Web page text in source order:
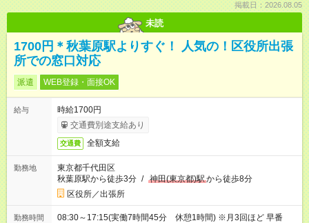
掲載日：2026.08.05
未読
1700円＊秋葉原駅よりすぐ！ 人気の！区役所出張
所での窓口対応
派遣 WEB登録・面接OK
給与
時給1700円
交通費別途支給あり
交通費 全額支給
勤務地
東京都千代田区
秋葉原駅から徒歩3分 / 神田(東京都)駅から徒歩8分
区役所／出張所
勤務時間
08:30～17:15(実働7時間45分 休憩1時間) ※月3回ほど 早番